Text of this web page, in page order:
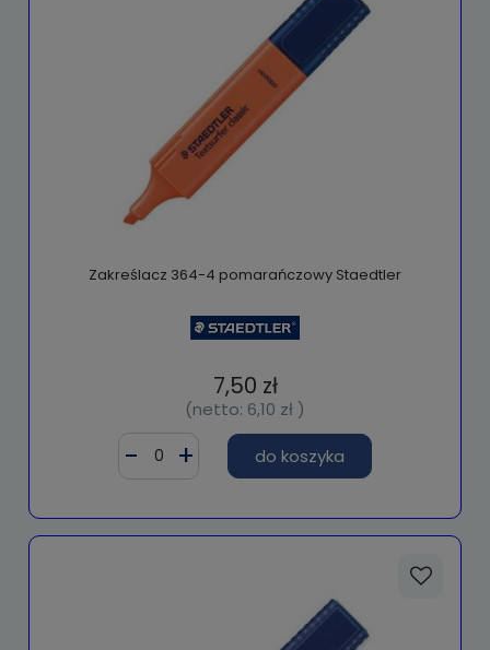
Zakreślacz 364-4 pomarańczowy Staedtler
7,50 zł
(netto: 6,10 zł )
do koszyka